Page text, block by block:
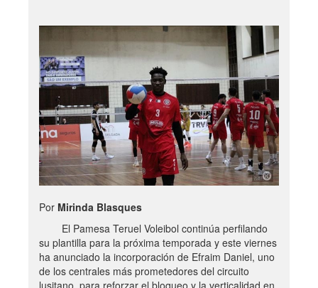
Por Mirinda Blasques
El Pamesa Teruel Voleibol continúa perfilando
su plantilla para la próxima temporada y este viernes
ha anunciado la incorporación de Efraim Daniel, uno
de los centrales más prometedores del circuito
lusitano, para reforzar el bloqueo y la verticalidad en